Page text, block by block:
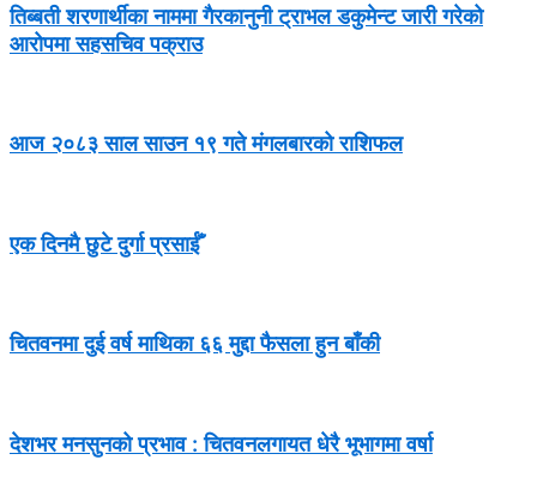
तिब्बती शरणार्थीका नाममा गैरकानुनी ट्राभल डकुमेन्ट जारी गरेको
आरोपमा सहसचिव पक्राउ
आज २०८३ साल साउन १९ गते मंगलबारको राशिफल
एक दिनमै छुटे दुर्गा प्रसाईँ
चितवनमा दुई वर्ष माथिका ६६ मुद्दा फैसला हुन बाँकी
देशभर मनसुनको प्रभाव : चितवनलगायत धेरै भूभागमा वर्षा